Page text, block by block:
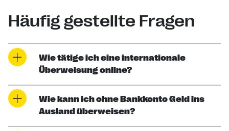
Häufig gestellte Fragen
Wie tätige ich eine internationale
Überweisung online?
Wie kann ich ohne Bankkonto Geld ins
Ausland überweisen?